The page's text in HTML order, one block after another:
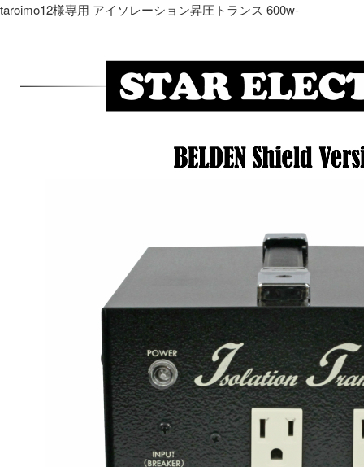
taroimo12様専用 アイソレーション昇圧トランス 600w-